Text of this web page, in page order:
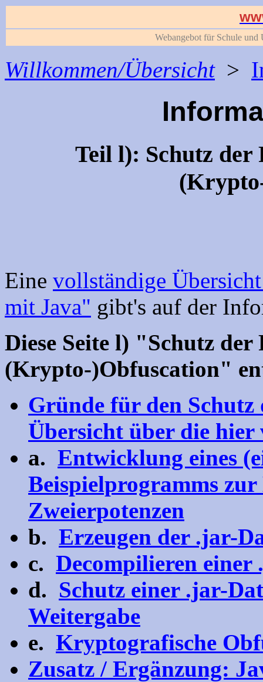
Webangebot für Schule
Willkommen/Übersicht>
Teil l): Schutz der
Eine vollständige
mit Java" gibt's auf der
Diese Seite l) "Schutz
(Krypto-)Obfuscation"
Gründe für den
Übersicht über die hier
a. Entwicklung eines
Beispielprogramms
Zweierpotenzen
b. Erzeugen der .jar-
c. Decompilieren einer
d. Schutz einer .jar-
Weitergabe
e. Kryptografische
Zusatz / Ergänzung: